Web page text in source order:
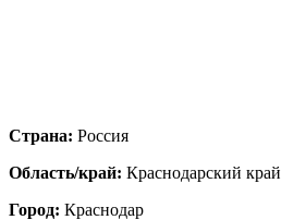
Страна: Россия
Область/край: Краснодарский край
Город: Краснодар